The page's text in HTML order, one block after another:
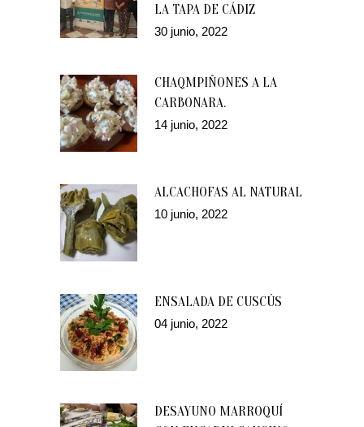
LA TAPA DE CÁDIZ
30 junio, 2022
CHAQMPIÑONES A LA
CARBONARA.
14 junio, 2022
ALCACHOFAS AL NATURAL
10 junio, 2022
ENSALADA DE CUSCÚS
04 junio, 2022
DESAYUNO MARROQUÍ